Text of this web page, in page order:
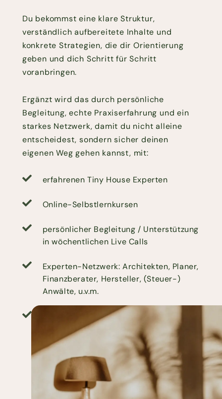
Du bekommst eine klare Struktur,
verständlich aufbereitete Inhalte und
konkrete Strategien, die dir Orientierung
geben und dich Schritt für Schritt
voranbringen.
Ergänzt wird das durch persönliche
Begleitung, echte Praxiserfahrung und ein
starkes Netzwerk, damit du nicht alleine
entscheidest, sondern sicher deinen
eigenen Weg gehen kannst, mit:
erfahrenen Tiny House Experten
Online-Selbstlernkursen
persönlicher Begleitung / Unterstützung
in wöchentlichen Live Calls
Experten-Netzwerk: Architekten, Planer,
Finanzberater, Hersteller, (Steuer-)
Anwälte, u.v.m.
exklusiver Community